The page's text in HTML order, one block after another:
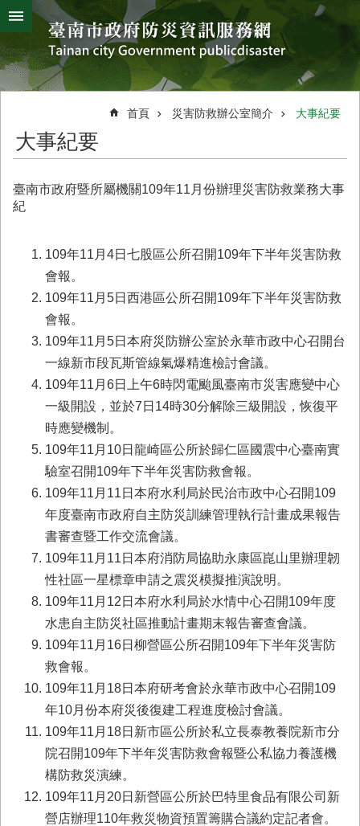
跳到主要內容區塊
搜
尋
進
階
搜
熱
字
颱
風
災
害
救
辦
市
首頁 災害防救辦公室簡介 大事紀要
大事紀要
臺南市政府暨所屬機關109年11月份辦理災害防救業務大事
紀
109年11月4日七股區公所召開109年下半年災害防救
會報。
109年11月5日西港區公所召開109年下半年災害防救
會報。
109年11月5日本府災防辦公室於永華市政中心召開台
一線新市段瓦斯管線氣爆精進檢討會議。
109年11月6日上午6時閃電颱風臺南市災害應變中心
一級開設，並於7日14時30分解除三級開設，恢復平
時應變機制。
109年11月10日龍崎區公所於歸仁區國震中心臺南實
驗室召開109年下半年災害防救會報。
109年11月11日本府水利局於民治市政中心召開109
年度臺南市政府自主防災訓練管理執行計畫成果報告
書審查暨工作交流會議。
109年11月11日本府消防局協助永康區崑山里辦理韌
性社區一星標章申請之震災模擬推演說明。
109年11月12日本府水利局於水情中心召開109年度
水患自主防災社區推動計畫期末報告審查會議。
109年11月16日柳營區公所召開109年下半年災害防
救會報。
109年11月18日本府研考會於永華市政中心召開109
年10月份本府災後復建工程進度檢討會議。
109年11月18日新市區公所於私立長泰教養院新市分
院召開109年下半年災害防救會報暨公私協力養護機
構防救災演練。
109年11月20日新營區公所於巴特里食品有限公司新
營店辦理110年救災物資預置籌購合議約定記者會。